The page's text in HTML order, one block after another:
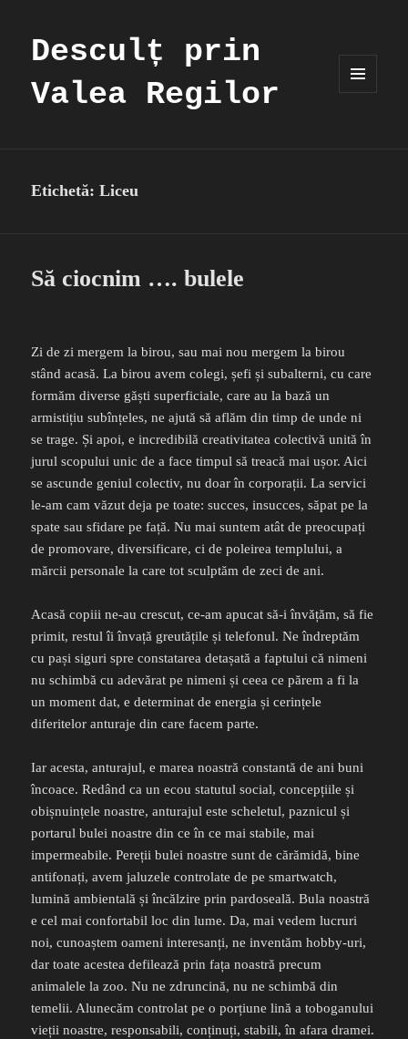
Desculț prin
Valea Regilor
Etichetă:Liceu
Să ciocnim …. bulele
Zi de zi mergem la birou, sau mai nou mergem la birou
stând acasă. La birou avem colegi, șefi și subalterni, cu care
formăm diverse găști superficiale, care au la bază un
armistițiu subînțeles, ne ajută să aflăm din timp de unde ni
se trage. Și apoi, e incredibilă creativitatea colectivă unită în
jurul scopului unic de a face timpul să treacă mai ușor. Aici
se ascunde geniul colectiv, nu doar în corporații. La servici
le-am cam văzut deja pe toate: succes, insucces, săpat pe la
spate sau sfidare pe față. Nu mai suntem atât de preocupați
de promovare, diversificare, ci de poleirea templului, a
mărcii personale la care tot sculptăm de zeci de ani.
Acasă copiii ne-au crescut, ce-am apucat să-i învățăm, să fie
primit, restul îi învață greutățile și telefonul. Ne îndreptăm
cu pași siguri spre constatarea detașată a faptului că nimeni
nu schimbă cu adevărat pe nimeni și ceea ce părem a fi la
un moment dat, e determinat de energia și cerințele
diferitelor anturaje din care facem parte.
Iar acesta, anturajul, e marea noastră constantă de ani buni
încoace. Redând ca un ecou statutul social, concepțiile și
obișnuințele noastre, anturajul este scheletul, paznicul și
portarul bulei noastre din ce în ce mai stabile, mai
impermeabile. Pereții bulei noastre sunt de cărămidă, bine
antifonați, avem jaluzele controlate de pe smartwatch,
lumină ambientală și încălzire prin pardoseală. Bula noastră
e cel mai confortabil loc din lume. Da, mai vedem lucruri
noi, cunoaștem oameni interesanți, ne inventăm hobby-uri,
dar toate acestea defilează prin fața noastră precum
animalele la zoo. Nu ne zdruncină, nu ne schimbă din
temelii. Alunecăm controlat pe o porțiune lină a toboganului
vieții noastre, responsabili, conținuți, stabili, în afara dramei.